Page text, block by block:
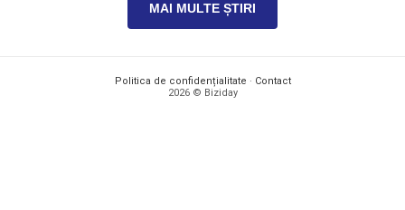
MAI MULTE ȘTIRI
Politica de confidențialitate · Contact
2026 © Biziday